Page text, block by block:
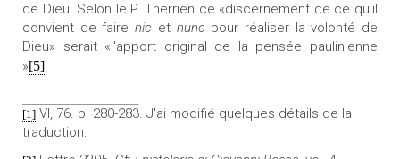
de Dieu. Selon le P. Therrien ce «discernement de ce qu'il
convient de fairehic et nunc pour réaliser la volonté de
Dieu» serait «l'apport original de la pensée paulinienne
»[5].
[1] VI, 76. p. 280-283. J'ai modifié quelques détails de la
traduction.